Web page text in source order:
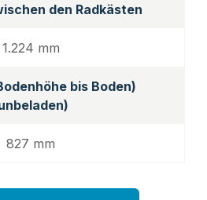
den Radkästen
1.224 mm
bis Boden)
827 mm